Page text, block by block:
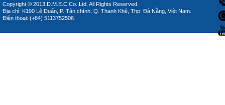
Copyright © 2013 D.M.E.C Co.,Ltd, All Rights Reserved.
Địa chỉ: K190 Lê Duẩn, P. Tân chính, Q. Thanh Khê, Thp. Đà Nẵng, Việt Nam.
Điện thoại: (+84) 5113752506